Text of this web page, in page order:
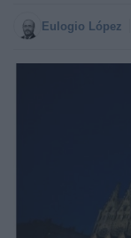
Eulogio López